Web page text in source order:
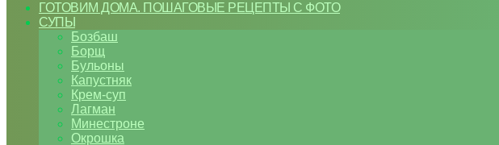
ГОТОВИМ ДОМА. ПОШАГОВЫЕ РЕЦЕПТЫ С ФОТО
СУПЫ
Бозбаш
Борщ
Бульоны
Капустняк
Крем-суп
Лагман
Минестроне
Окрошка